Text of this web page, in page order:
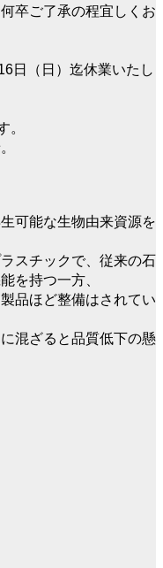
卒ご了承の程宜しくお
日（日）迄休業いたし
。
可能な生物由来資源を
スチックで、従来の石
を持つ一方、
品ほど整備はされてい
混ざると品質低下の懸